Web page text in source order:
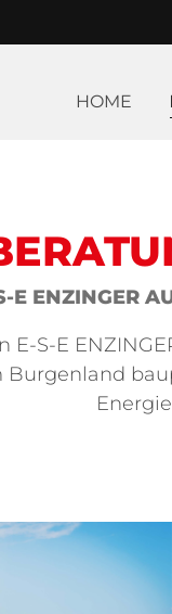
HOME
E ENZINGER
E-S-E